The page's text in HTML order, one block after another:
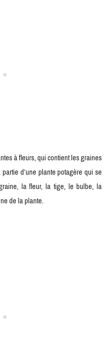
à fleurs, qui contient les graines
d’une plante potagère qui se
la fleur, la tige, le bulbe, la
de la plante.